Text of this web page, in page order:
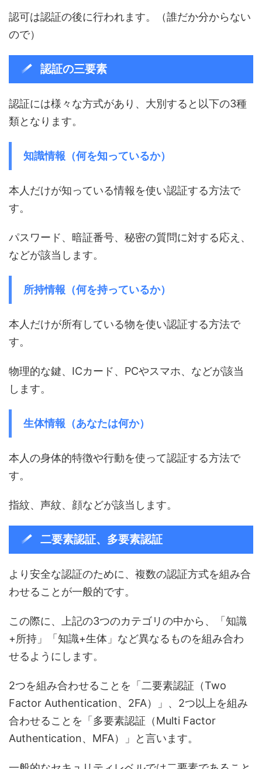
認可は認証の後に行われます。（誰だか分からない
ので）
認証の三要素
認証には様々な方式があり、大別すると以下の3種
類となります。
知識情報（何を知っているか）
本人だけが知っている情報を使い認証する方法で
す。
パスワード、暗証番号、秘密の質問に対する応え、
などが該当します。
所持情報（何を持っているか）
本人だけが所有している物を使い認証する方法で
す。
物理的な鍵、ICカード、PCやスマホ、などが該当
します。
生体情報（あなたは何か）
本人の身体的特徴や行動を使って認証する方法で
す。
指紋、声紋、顔などが該当します。
二要素認証、多要素認証
より安全な認証のために、複数の認証方式を組み合
わせることが一般的です。
この際に、上記の3つのカテゴリの中から、「知識
+所持」「知識+生体」など異なるものを組み合わ
せるようにします。
2つを組み合わせることを「二要素認証（Two
Factor Authentication、2FA）」、2つ以上を組み
合わせることを「多要素認証（Multi Factor
Authentication、MFA）」と言います。